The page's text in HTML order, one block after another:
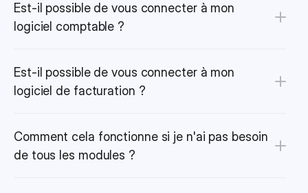
Est-il possible de vous connecter à mon
logiciel comptable ?
Est-il possible de vous connecter à mon
logiciel de facturation ?
Comment cela fonctionne si je n'ai pas besoin
de tous les modules ?